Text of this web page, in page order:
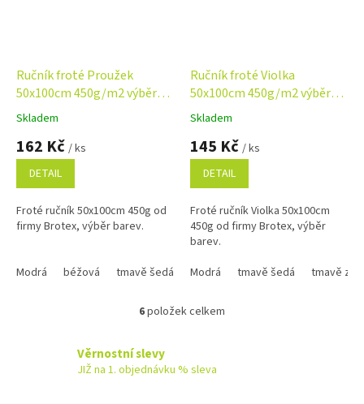
Ručník froté Proužek
50x100cm 450g/m2 výběr
barev
Průměrné
hodnocení
produktu
5,0
5
hvězdiček.
Skladem
162 Kč / ks
DETAIL
Froté ručník 50x100cm 450g od
firmy Brotex, výběr barev.
Modrá béžová tmavě šedá tmavě modrá lososová
Ručník froté Violka
50x100cm 450g/m2 výběr
barev
Průměrné
hodnocení
produktu
5,0
5
hvězdiček.
Skladem
145 Kč / ks
DETAIL
Froté ručník Violka 50x100cm
450g od firmy Brotex, výběr
barev.
Modrá
tmavě šedá tmavě
O
á
6položek celkem
Věrnostní slevy
JIŽ na 1. objednávku % sleva